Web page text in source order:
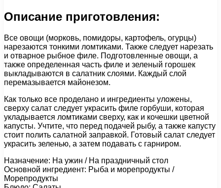
Описание приготовления:
Все овощи (морковь, помидоры, картофель, огурцы)
нарезаются тонкими ломтиками. Также следует нарезать
и отварное рыбное филе. Подготовленные овощи, а
также определенная часть филе и зеленый горошек
выкладываются в салатник слоями. Каждый слой
перемазывается майонезом.
Как только все проделано и ингредиенты уложены,
сверху салат следует украсить филе горбуши, которая
укладывается ломтиками сверху, как и кочешки цветной
капусты. Учтите, что перед подачей рыбу, а также капусту
стоит полить салатной заправкой. Готовый салат следует
украсить зеленью, а затем подавать с гарниром.
Назначение: На ужин / На праздничный стол
Основной ингредиент: Рыба и морепродукты /
Морепродукты